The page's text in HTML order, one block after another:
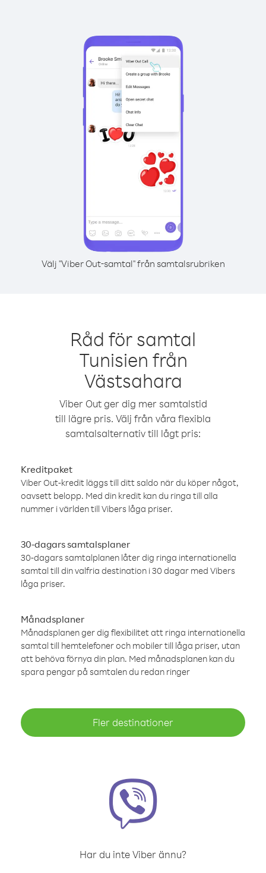
Välj "Viber Out-samtal" från samtalsrubriken
Råd för samtal
Tunisien från
Västsahara
Viber Out ger dig mer samtalstid
till lägre pris. Välj från våra flexibla
samtalsalternativ till lågt pris:
Kreditpaket
Viber Out-kredit läggs till ditt saldo när du köper något,
oavsett belopp. Med din kredit kan du ringa till alla
nummer i världen till Vibers låga priser.
30-dagars samtalsplaner
30-dagars samtalplanen låter dig ringa internationella
samtal till din valfria destination i 30 dagar med Vibers
låga priser.
Månadsplaner
Månadsplanen ger dig flexibilitet att ringa internationella
samtal till hemtelefoner och mobiler till låga priser, utan
att behöva förnya din plan. Med månadsplanen kan du
spara pengar på samtalen du redan ringer
Fler destinationer
Har du inte Viber ännu?